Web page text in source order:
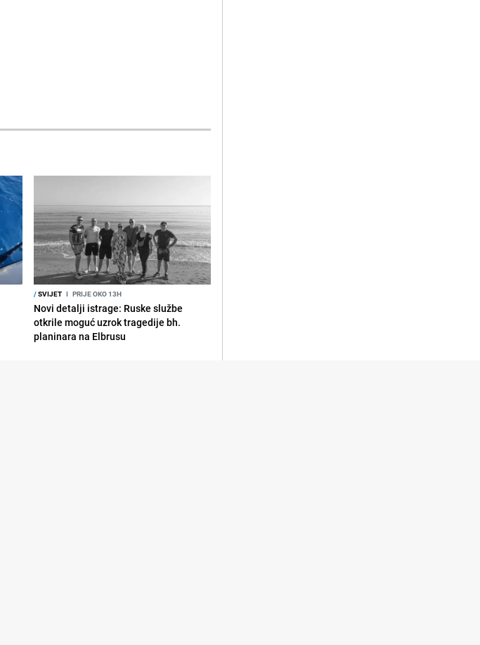
/SVIJET I PRIJE OKO 13H
Novi detalji istrage: Ruske službe
otkrile moguć uzrok tragedije bh.
planinara na Elbrusu